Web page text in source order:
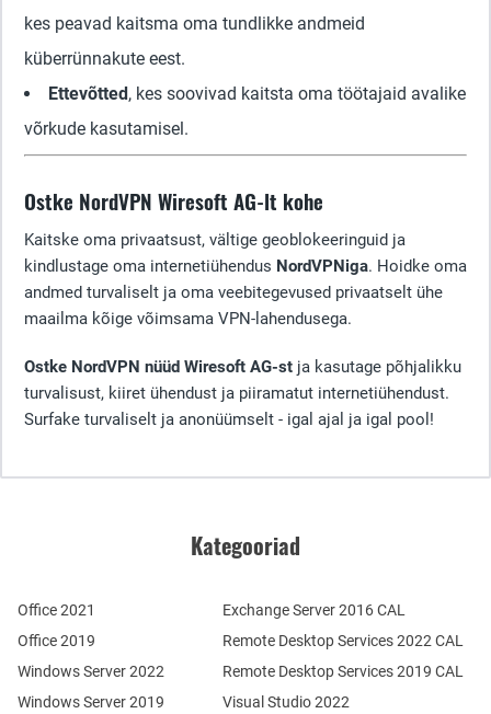
kes peavad kaitsma oma tundlikke andmeid
küberrünnakute eest.
Ettevõtted, kes soovivad kaitsta oma töötajaid avalike
võrkude kasutamisel.
Ostke NordVPN Wiresoft AG-lt kohe
Kaitske oma privaatsust, vältige geoblokeeringuid ja
kindlustage oma internetiühendus NordVPNiga. Hoidke oma
andmed turvaliselt ja oma veebitegevused privaatselt ühe
maailma kõige võimsama VPN-lahendusega.
Ostke NordVPN nüüd Wiresoft AG-st ja kasutage põhjalikku
turvalisust, kiiret ühendust ja piiramatut internetiühendust.
Surfake turvaliselt ja anonüümselt - igal ajal ja igal pool!
Kategooriad
Office 2021
Office 2019
Windows Server 2022
Windows Server 2019
Remote Desktop Services 2022 CAL
Remote Desktop Services 2019 CAL
Exchange Server 2016 CAL
Visual Studio 2022